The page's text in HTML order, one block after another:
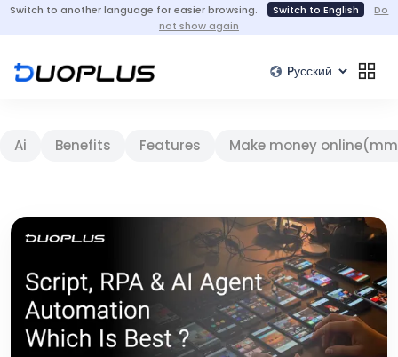
Switch to another language for easier browsing. Switch to English
Do
not show again
Ai Benefits Features Make money